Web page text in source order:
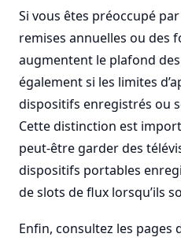
Si vous êtes préoccupé
remises annuelles ou des
augmentent le plafond
également si les limites
dispositifs enregistrés ou
Cette distinction est
peut-être garder des
dispositifs portables
de slots de flux lorsqu’ils
Enfin, consultez les